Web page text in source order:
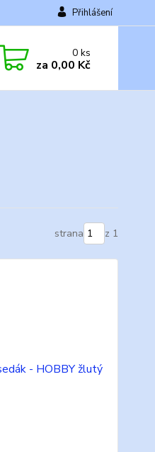
Přihlášení
0ks
za 0,00 Kč
strana z 1